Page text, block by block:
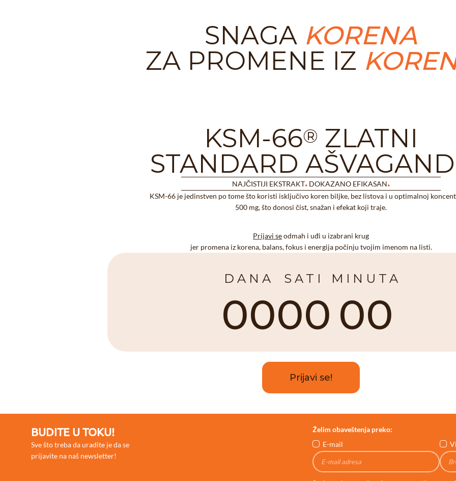
SNAGA KORENA
ZA PROMENE IZ
KSM-66® ZLATNI
STANDARD
NAJČISTIJI EKSTRAKT. DOKAZANO EFIKASAN.
KSM-66 je jedinstven po tome što koristi isključivo koren biljke, bez listova i u optimalnoj
500 mg, što donosi čist, snažan i efekat koji traje.
Prijavi seodmah i uđi u izabrani krug
jer promena iz korena, balans, fokus i energija počinju tvojim imenom na listi.
DANA
00
SATI
00
MINUTA
00
Prijavi se!
BUDITE U TOKU!
Sve što treba da uradite je da se
prijavite na naš newsletter!
Želim obaveštenja preko:
E-mail